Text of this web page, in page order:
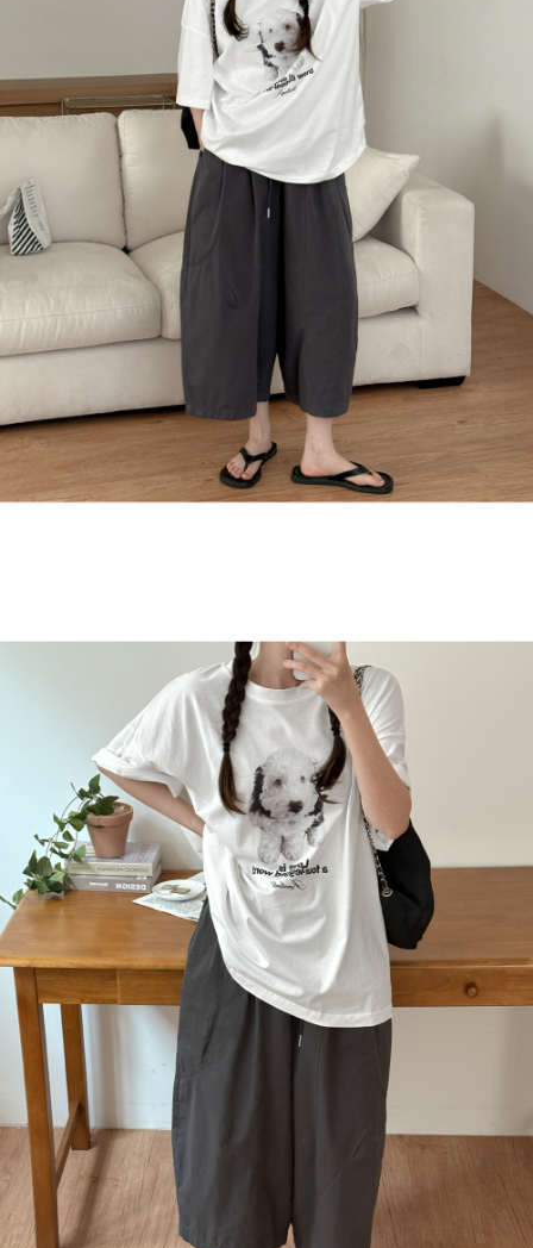
English
日本語
繁體中文